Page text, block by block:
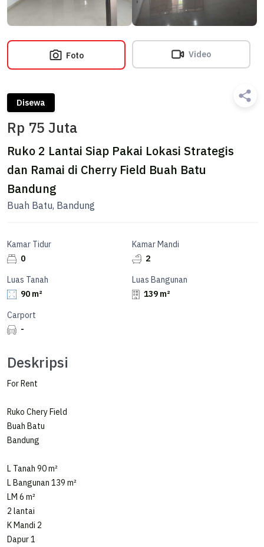
Foto Video
Disewa
Rp 75 Juta
Ruko 2 Lantai Siap Pakai Lokasi Strategis
dan Ramai di Cherry Field Buah Batu
Bandung
Buah Batu, Bandung
Kamar Tidur
0
Kamar Mandi
2
Luas Tanah
90 m²
Luas Bangunan
139 m²
Carport
-
Deskripsi
For Rent
Ruko Chery Field
Buah Batu
Bandung
L Tanah 90 m²
L Bangunan 139 m²
LM 6 m²
2 lantai
K Mandi 2
Dapur 1